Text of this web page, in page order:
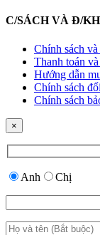
C/SÁCH VÀ Đ/
Chính sách
Thanh toán
Hướng dẫn
Chính sách
Chính sách
×
Anh Chị